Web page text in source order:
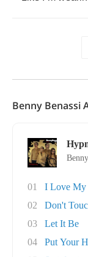
Benny Benassi
01
I Love My
02
Don't
03
Let It Be
04
Put Your